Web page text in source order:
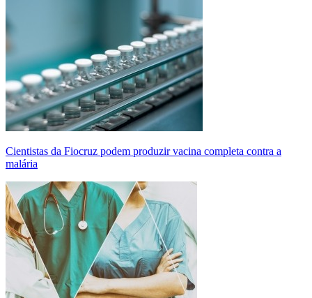
Cientistas da Fiocruz podem produzir vacina completa contra a
malária